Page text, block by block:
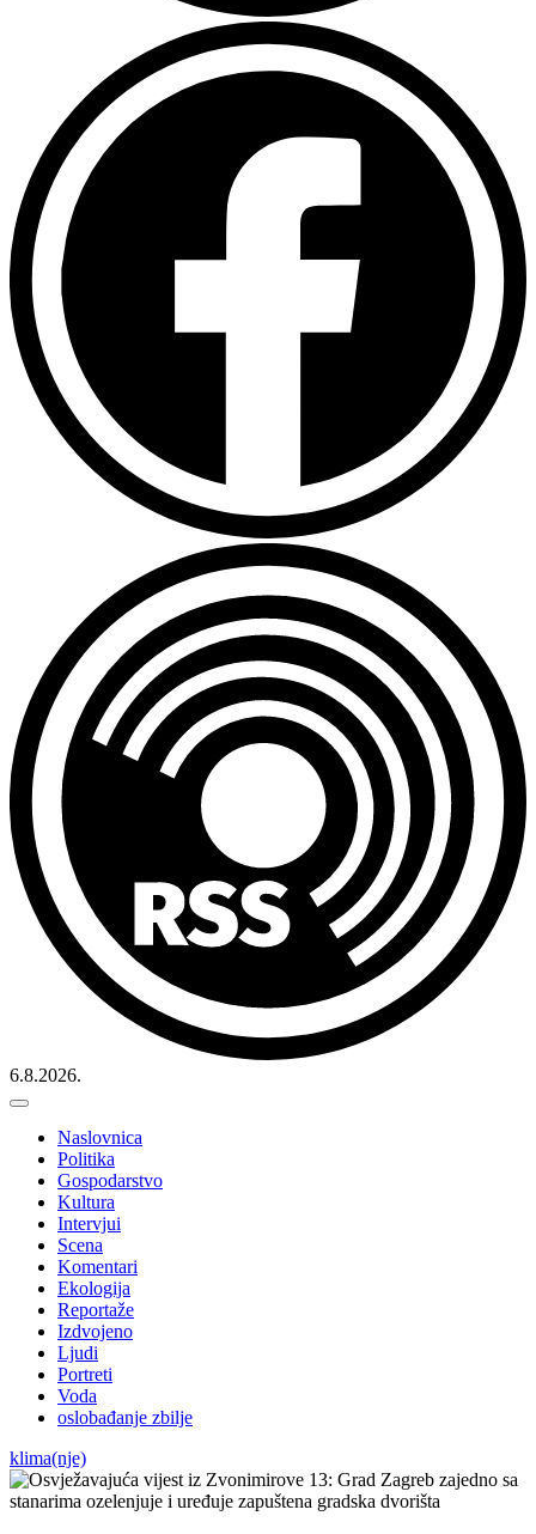
6.8.2026.
Naslovnica
Politika
Gospodarstvo
Kultura
Intervjui
Scena
Komentari
Ekologija
Reportaže
Izdvojeno
Ljudi
Portreti
Voda
oslobađanje zbilje
klima(nje)